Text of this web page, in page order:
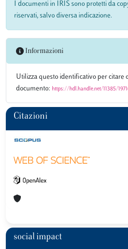
I documenti in IRIS sono protetti da
riservati, salvo diversa indicazione.
Informazioni
Utilizza questo identificativo per citare
documento: https://hdl.handle.net/11385/
Citazioni
social impact